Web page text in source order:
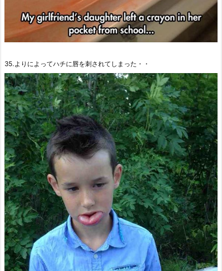
35.よりによってハチに唇を刺されてしまった・・